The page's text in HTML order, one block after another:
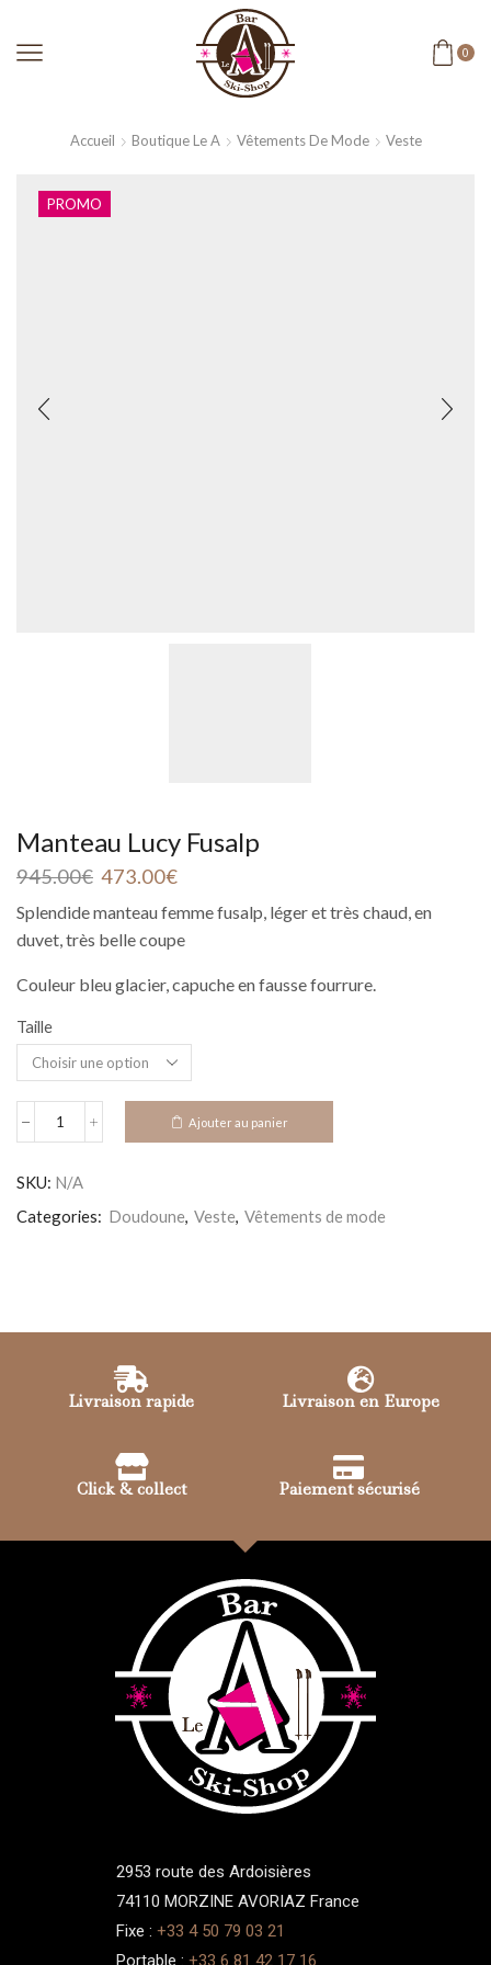
0
Accueil Boutique Le A Vêtements De Mode Veste
PROMO
Manteau Lucy Fusalp
945.00€ 473.00€
Splendide manteau femme fusalp, léger et très chaud, en
duvet, très belle coupe
Couleur bleu glacier, capuche en fausse fourrure.
Taille
Ajouter au panier
SKU: N/A
Categories: Doudoune, Veste, Vêtements de mode
Livraison rapide Livraison en Europe
Click & collect Paiement sécurisé
2953 route des Ardoisières
74110 MORZINE AVORIAZ France
Fixe : +33 4 50 79 03 21
Portable : +33 6 81 42 17 16